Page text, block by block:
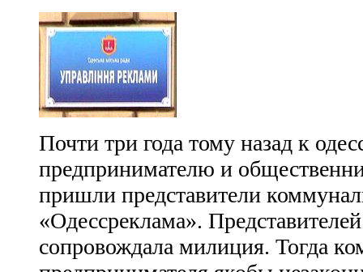
Почти три года тому назад к
предпринимателю и
пришли представители
«Одессреклама».
сопровождала милиция. Тогда